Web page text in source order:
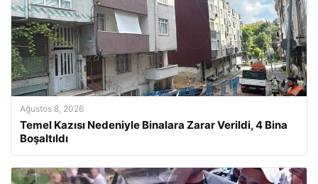
Ağustos 8, 2026
Temel Kazısı Nedeniyle Binalara Zarar Verildi, 4 Bina
Boşaltıldı